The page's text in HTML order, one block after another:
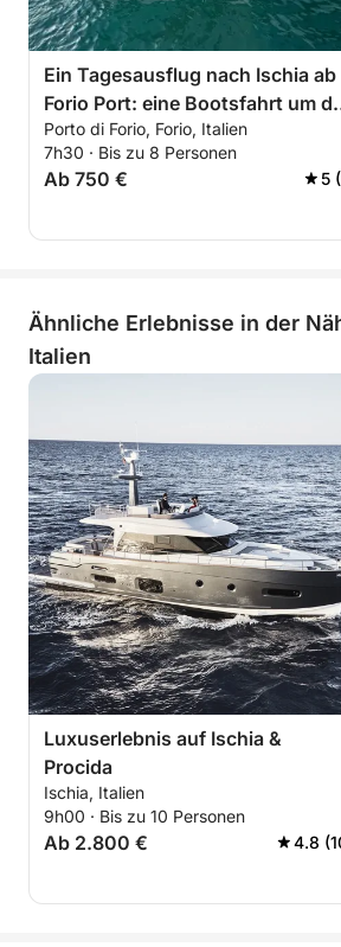
Ein Tagesausflug nach Ischia ab
Forio Port: eine Bootsfahrt um
grüne Insel
Porto di Forio, Forio, Italien
7h30 · Bis zu 8 Personen
Ab 750 € 5
Ähnliche Erlebnisse in der
Italien
Luxuserlebnis auf Ischia &
Procida
Ischia, Italien
9h00 · Bis zu 10 Personen
Ab 2.800 € 4.8